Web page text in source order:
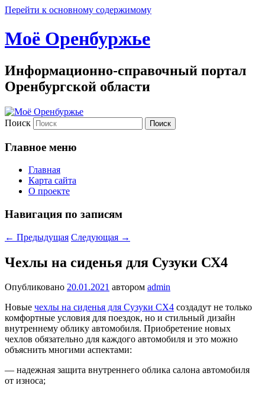
Перейти к основному содержимому
Моё Оренбуржье
Информационно-справочный портал
Оренбургской области
Поиск
Главное меню
Главная
Карта сайта
О проекте
Навигация по записям
← Предыдущая Следующая →
Чехлы на сиденья для Сузуки СХ4
Опубликовано 20.01.2021 автором admin
Новые чехлы на сиденья для Сузуки СХ4 создадут не только
комфортные условия для поездок, но и стильный дизайн
внутреннему облику автомобиля. Приобретение новых
чехлов обязательно для каждого автомобиля и это можно
объяснить многими аспектами:
— надежная защита внутреннего облика салона автомобиля
от износа;